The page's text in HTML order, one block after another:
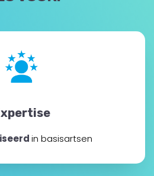
in basisartsen